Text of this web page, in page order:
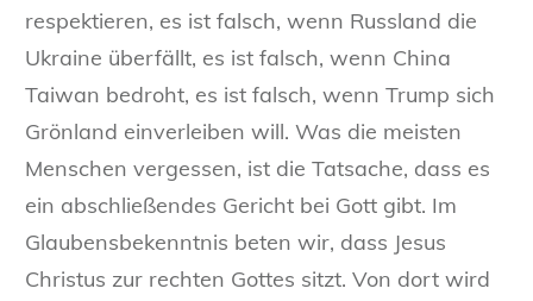
respektieren, es ist falsch, wenn Russland die
Ukraine überfällt, es ist falsch, wenn China
Taiwan bedroht, es ist falsch, wenn Trump sich
Grönland einverleiben will. Was die meisten
Menschen vergessen, ist die Tatsache, dass es
ein abschließendes Gericht bei Gott gibt. Im
Glaubensbekenntnis beten wir, dass Jesus
Christus zur rechten Gottes sitzt. Von dort wird